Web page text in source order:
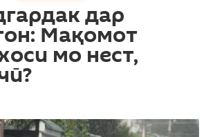
дар
Мақомот
мо нест,